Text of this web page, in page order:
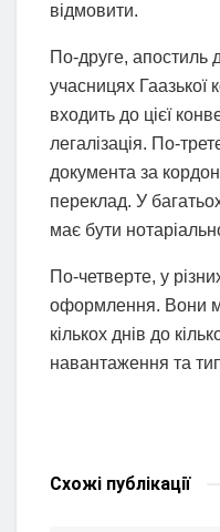
відмовити.
По-друге, апостиль
учасницях Гаазької
входить до цієї
легалізація. По-
документа за
переклад. У
має бути
По-четверте, у
оформлення. Вони
кількох днів до
навантаження та
Схожі публікації